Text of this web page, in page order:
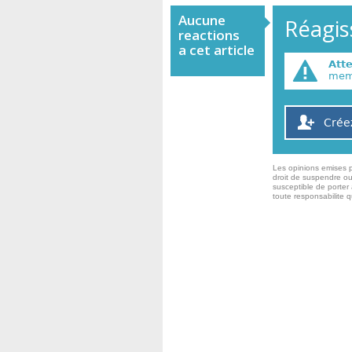
Aucune
reactions
a cet article
Les opinions emises
droit de suspendre
susceptible de porter
toute responsabilite